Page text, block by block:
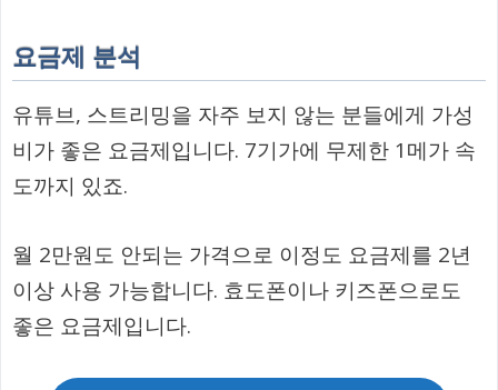
요금제 분석
유튜브, 스트리밍을 자주 보지 않는 분들에게 가성
비가 좋은 요금제입니다. 7기가에 무제한 1메가 속
도까지 있죠.
월 2만원도 안되는 가격으로 이정도 요금제를 2년
이상 사용 가능합니다. 효도폰이나 키즈폰으로도
좋은 요금제입니다.